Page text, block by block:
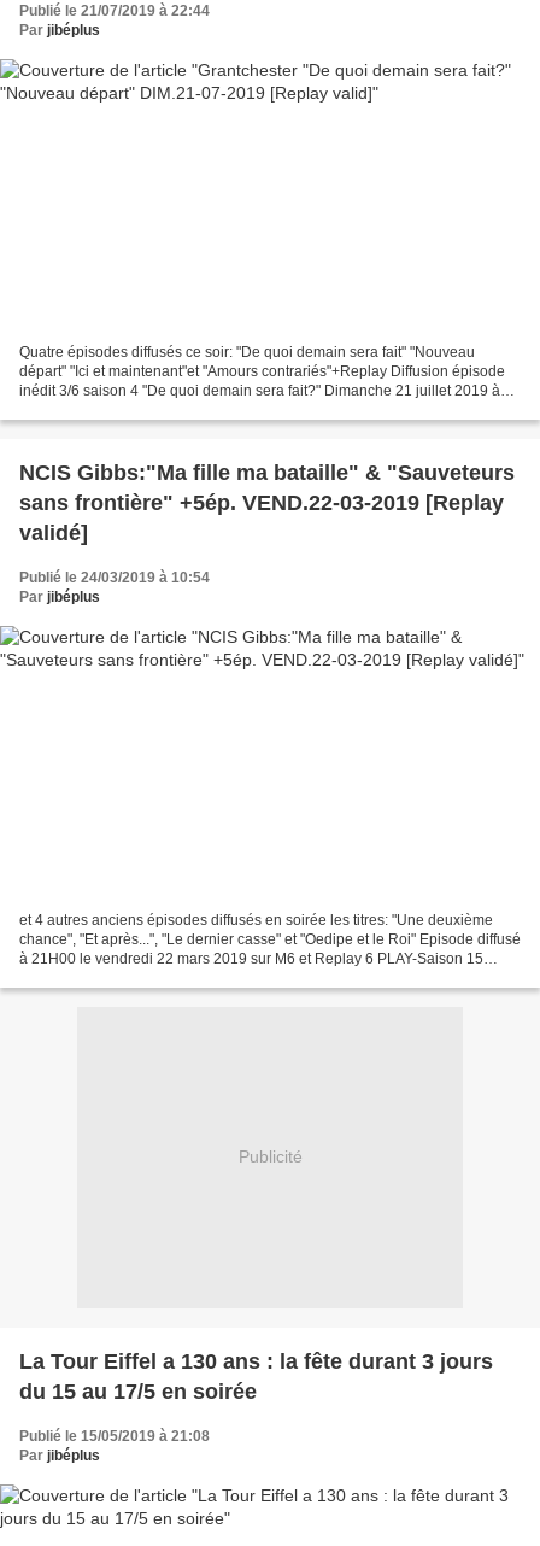
Publié le 21/07/2019 à 22:44
Par jibéplus
Quatre épisodes diffusés ce soir: "De quoi demain sera fait" "Nouveau
départ" "Ici et maintenant"et "Amours contrariés"+Replay Diffusion épisode
inédit 3/6 saison 4 "De quoi demain sera fait?" Dimanche 21 juillet 2019 à
NCIS Gibbs:"Ma fille ma bataille" & "Sauveteurs
sans frontière" +5ép. VEND.22-03-2019 [Replay
validé]
Publié le 24/03/2019 à 10:54
Par jibéplus
et 4 autres anciens épisodes diffusés en soirée les titres: "Une deuxième
chance", "Et après...", "Le dernier casse" et "Oedipe et le Roi" Episode diffusé
à 21H00 le vendredi 22 mars 2019 sur M6 et Replay 6 PLAY-Saison 15
Publicité
La Tour Eiffel a 130 ans : la fête durant 3 jours
du 15 au 17/5 en soirée
Publié le 15/05/2019 à 21:08
Par jibéplus